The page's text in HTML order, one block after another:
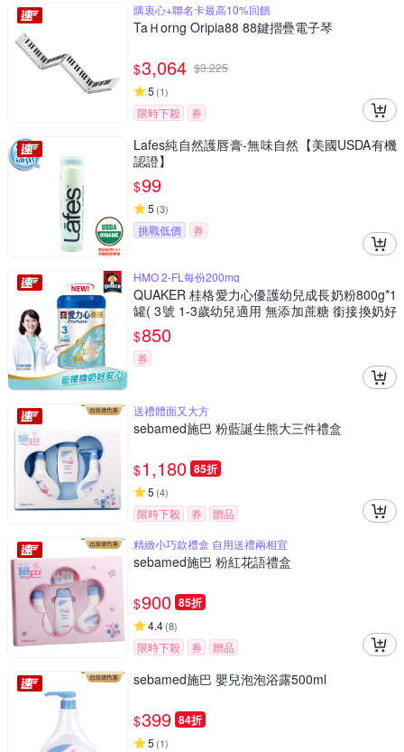
購衷心+聯名卡最高10%回饋
TaＨorng Oripia88 88鍵摺疊電子琴
$3,064 $3,225
5 (1)
限時下殺 券
Lafes純自然護唇膏-無味自然【美國USDA有機
認證】
$99
5 (3)
挑戰低價 券
HMO 2-FL每份200mg
QUAKER 桂格愛力心優護幼兒成長奶粉800g*1
罐( 3號 1-3歲幼兒適用 無添加蔗糖 銜接換奶好
安心)
$850
券
送禮體面又大方
sebamed施巴 粉藍誕生熊大三件禮盒
$1,180 85折
5 (4)
限時下殺 券
贈品
精緻小巧款禮盒 自用送禮兩相宜
sebamed施巴 粉紅花語禮盒
$900 85折
4.4(8)
限時下殺 券 贈品
sebamed施巴 嬰兒泡泡浴露500ml
$399 84折
5 (1)